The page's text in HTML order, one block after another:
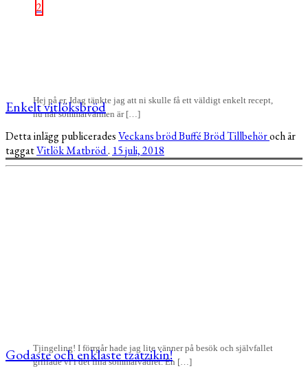
2
Hej på er, Idag tänkte jag att ni skulle få ett väldigt enkelt recept,
nu när sommarvärmen är […]
Enkelt vitlöksbröd
Detta inlägg publiceradesVeckans brödBufféBrödTillbehöroch är
taggatVitlökMatbröd. 15 juli, 2018
Tjingeling! I förrgår hade jag lite vänner på besök och självfallet
grillade vi i det fina sommarvädret. En […]
Godaste och enklaste tzatzikin!